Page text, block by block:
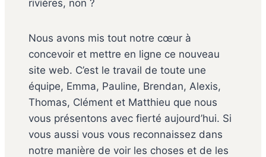
rivières, non ?
Nous avons mis tout notre cœur à
concevoir et mettre en ligne ce nouveau
site web. C’est le travail de toute une
équipe, Emma, Pauline, Brendan, Alexis,
Thomas, Clément et Matthieu que nous
vous présentons avec fierté aujourd’hui. Si
vous aussi vous vous reconnaissez dans
notre manière de voir les choses et de les